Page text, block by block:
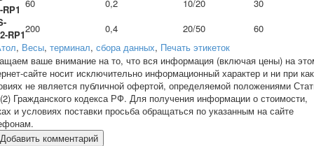
60 0,2 10/20
30
RP1200 0,4 20/50
60
, Весы, терминал, сбора данных, Печать этикеток
ваше внимание на то, что вся информация (включая цены) на
сайте носит исключительно информационный характер и ни при
не является публичной офертой, определяемой положениями
Гражданского кодекса РФ. Для получения информации о стоимости,
и условиях поставки просьба обращаться по указанным на сайте
Добавить комментарий